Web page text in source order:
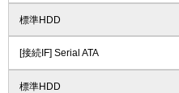
標準HDD
[接続IF] Serial ATA
標準HDD